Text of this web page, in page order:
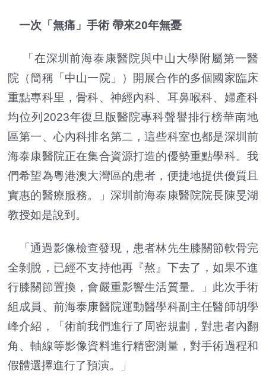
一次「無痛」手術 帶來20年無憂
「在深圳前海泰康醫院與中山大學附屬第一醫
院（簡稱「中山一院」）開展合作的多個國家臨床
重點專科里，骨科、神經內科、耳鼻喉科、婦產科
均位列2023年復旦版醫院專科聲譽排行榜華南地
區第一、心內科排名第二，這些科室也都是深圳前
海泰康醫院正在集合資源打造的優勢重點學科。我
們希望為粵港澳大灣區的患者，便捷地提供優質且
實惠的醫療服務。」深圳前海泰康醫院院長陳旻湖
教授如是說到。
「通過影像檢查發現，患者林先生膝關節軟骨完
全剝脫，已經不支持他再『熬』下去了，如果不進
行膝關節置換，會嚴重影響生活質量。」此次手術
組成員、前海泰康醫院運動醫學科副主任醫師胡學
峰介紹，「術前我們進行了周密規劃，對患者內翻
角、軸線等影像資料進行精密測量，對手術過程和
假體選擇進行了預演。」